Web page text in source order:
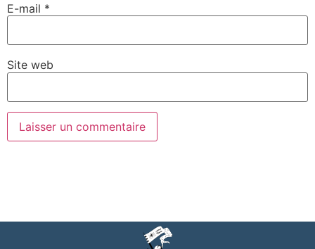
E-mail *
Site web